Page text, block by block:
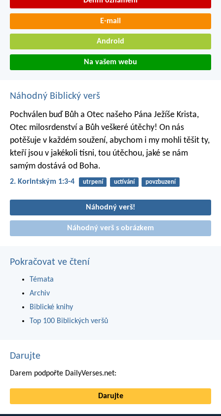
E-mail
Android
Na vašem webu
Náhodný Biblický verš
Pochválen buď Bůh a Otec našeho Pána Ježíše Krista,
Otec milosrdenství a Bůh veškeré útěchy! On nás
potěšuje v každém soužení, abychom i my mohli těšit ty,
kteří jsou v jakékoli tísni, tou útěchou, jaké se nám
samým dostává od Boha.
2. Korintským 1:3-4 utrpení uctívání povzbuzení
Náhodný verš!
Náhodný verš s obrázkem
Pokračovat ve čtení
Témata
Archiv
Biblické knihy
Top 100 Biblických veršů
Darujte
Darem podpořte DailyVerses.net:
Darujte